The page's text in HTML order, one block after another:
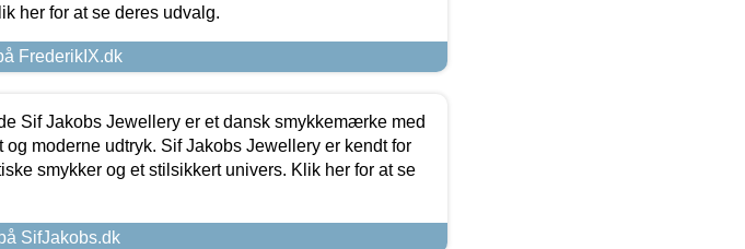
her for at se deres udvalg.
FrederikIX.dk
Sif Jakobs Jewellery er et dansk smykkemærke med
og moderne udtryk. Sif Jakobs Jewellery er kendt for
smykker og et stilsikkert univers. Klik her for at se
SifJakobs.dk